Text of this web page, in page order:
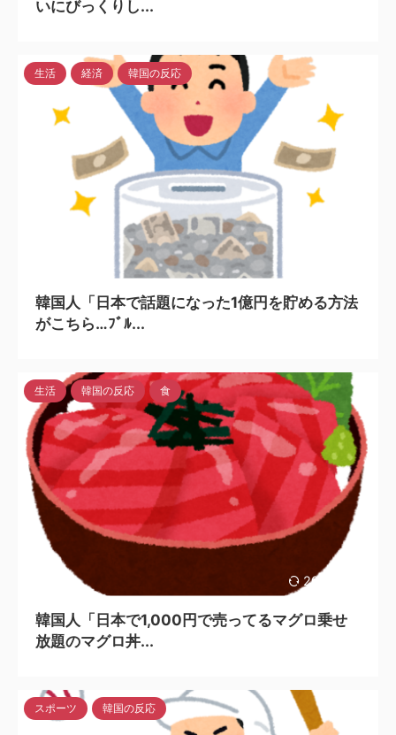
いにびっくりし...
生活 経済 韓国の反応
韓国人「日本で話題になった1億円を貯める方法
がこちら…ﾌﾞﾙ...
2024/3/28
生活 韓国の反応 食
韓国人「日本で1,000円で売ってるマグロ乗せ
放題のマグロ丼...
スポーツ 韓国の反応